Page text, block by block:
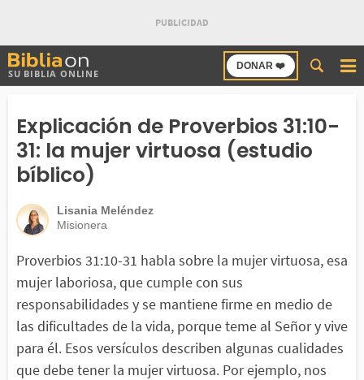
SU BIBLIA ONLINE
DONAR ❤️
Buscar
en
Explicación de Proverbios 31:10-
31: la mujer virtuosa (estudio
bíblico)
Lisania Meléndez
Misionera
Proverbios 31:10-31 habla sobre la mujer virtuosa, esa
mujer laboriosa, que cumple con sus
responsabilidades y se mantiene firme en medio de
las dificultades de la vida, porque teme al Señor y vive
para él. Esos versículos describen algunas cualidades
que debe tener la mujer virtuosa. Por ejemplo, nos